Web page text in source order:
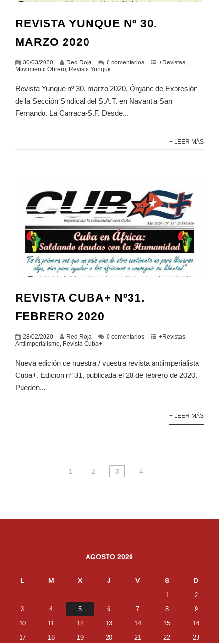
REVISTA YUNQUE Nº 30.
MARZO 2020
30/03/2020 Red Roja 0 comentarios +Revistas,
Movimiento Obrero, Revista Yunque
Revista Yunque nº 30, marzo 2020. Órgano de Expresión
de la Sección Sindical del S.A.T. en Navantia San
Fernando. La Carraca-S.F. Desde...
+ LEER MÁS
REVISTA CUBA+ Nº31.
FEBRERO 2020
28/02/2020 Red Roja 0 comentarios +Revistas,
Antiimperialismo, Revista Cuba+
Nueva edición de nuestra / vuestra revista antiimperialista
Cuba+. Edición nº 31, publicada el 28 de febrero de 2020.
Pueden...
+ LEER MÁS
Navegación1 2 3 4
AGOSTO 2026
L M X J V S D
1
2
3
4 5 6 7 8
9
10
11 12 13 14 15
16
17
18 19 20 21 22
23